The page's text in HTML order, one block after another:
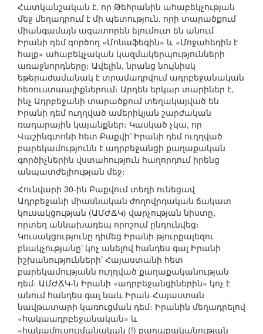
Հատկանշական է, որ Թեհրանին ահաբեկչության
մեջ մեղադրում է մի պետություն, որի տարածքում
միանգամայն ազատորեն ելումուտ են անում
Իրանի դեմ գործող «Մոնաֆեգին» և «Մոջահեդին է
հալք» ահաբեկչական կազմակերպությունների
առաջնորդները։ Ավելին, նրանց նույնիսկ
եթերաժամանակ է տրամադրվում ադրբեջանական
հեռուստաալիքներում։ Արդեն երկար տարիներ է,
ինչ Ադրբեջանի տարածքում տեղակայված են
Իրանի դեմ ուղղված ամերիկյան շարժական
ռադարային կայանքներ։ Կասկած չկա, որ
Վաշինգտոնի հետ Բաքվի՝ Իրանի դեմ ուղղված
բարեկամությունն է ադրբեջանցի քաղաքական
գործիչներին վստահություն հաղորդում իրենց
անպատժելիության մեջ։
Հունվարի 30-ին Բաքվում տեղի ունեցավ
Ադրբեջանի միասնական ժողովրդական ճակատ
կուսակցության (ԱՄԺՃԿ) վարչության նիստը,
որտեղ աննախադեպ որոշում ընդունվեց։
Կուսակցությունը դիմեց Իրանի թյուրքալեզու
բնակչությանը՝ կոչ անելով հանդես գալ Իրանի
իշխանությունների՝ Հայաստանի հետ
բարեկամությանն ուղղված քաղաքականության
դեմ։ ԱՄԺՃԿ-ն Իրանի «ադրբեջանցիներին» կոչ է
անում հանդես գալ նաև Իրան-Հայաստան
նավթատարի կառուցման դեմ։ Իրանին մեղադրելով
«հակաադրբեջանական» և
«հակամուսուլմանական (!) քաղաքականության